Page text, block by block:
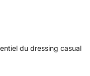
du dressing casual